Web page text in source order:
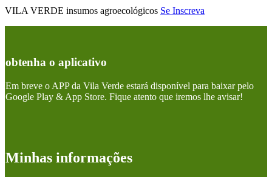
VILA VERDE insumos agroecológicos Se Inscreva
obtenha o aplicativo
Em breve o APP da Vila Verde estará disponível para baixar pelo
Google Play & App Store. Fique atento que iremos lhe avisar!
Minhas informações